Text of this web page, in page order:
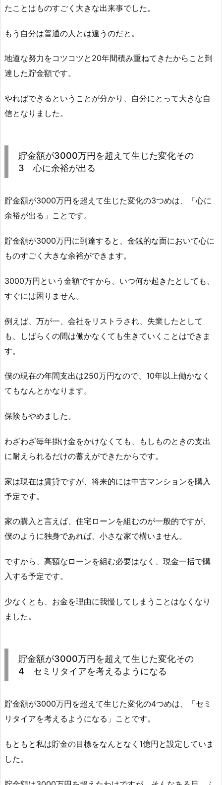
たことはものすごく大きな出来事でした。
もう自分は普通の人とは違うのだと。
地道な努力をコツコツと20年間積み重ねてきたからこと到
達した貯金額です。
やればできるということが分かり、自分にとって大きな自
信となりました。
貯金額が3000万円を超えて生じた変化その
3 心に余裕が出る
貯金額が3000万円を超えて生じた変化の3つめは、「心に
余裕が出る」ことです。
貯金額が3000万円に到達すると、金銭的な面において心に
ものすごく大きな余裕ができます。
3000万円という金額ですから、いつ何か起きたとしても、
すぐには困りません。
例えば、万が一、会社をリストラされ、失業したとして
も、しばらくの間は働かなくても生きていくことはできま
す。
僕の現在の年間支出は250万円なので、10年以上働かなく
てもなんとかなります。
保険もやめました。
わざわざ毎年掛け金をかけなくても、もしものときの支出
に耐えられるだけの蓄えができたからです。
家は現在は賃貸ですが、将来的には中古マンションを購入
予定です。
家の購入と言えば、住宅ローンを組むのが一般的ですが、
僕のように独身であれば、小さな家で構いません。
ですから、高額なローンを組む必要はなく、現金一括で購
入する予定です。
少なくとも、お金を理由に我慢してしまうことはなくなり
ました。
貯金額が3000万円を超えて生じた変化その
4 セミリタイアを考えるようになる
貯金額が3000万円を超えて生じた変化の4つめは、「セミ
リタイアを考えるようになる」ことです。
もともと私は貯金の目標をなんとなく1億円と設定していま
した。